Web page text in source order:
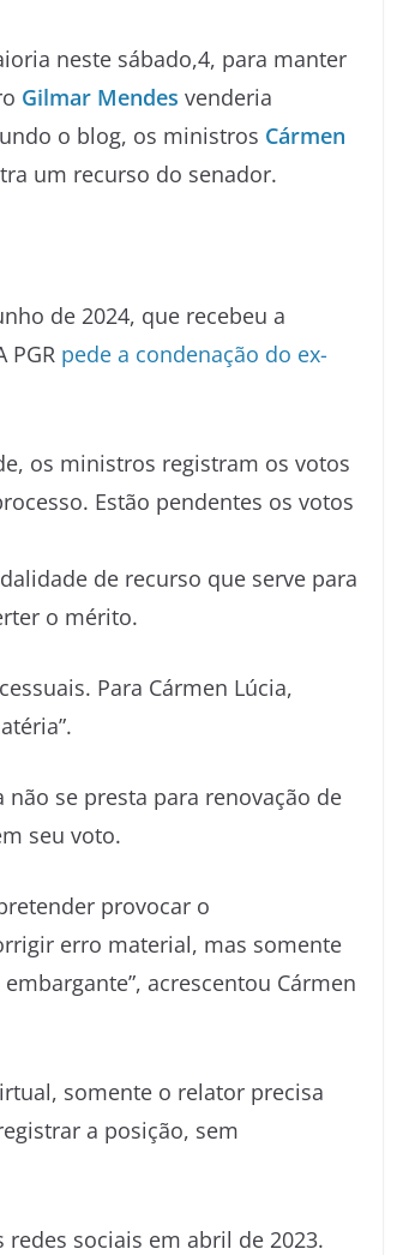
neste sábado,4, para manter
Gilmar Mendes venderia
o blog, os ministros Cármen
um recurso do senador.
de 2024, que recebeu a
PGR pede a condenação do ex-
os ministros registram os votos
Estão pendentes os votos
de recurso que serve para
o mérito.
Para Cármen Lúcia,
se presta para renovação de
seu voto.
provocar o
erro material, mas somente
acrescentou Cármen
somente o relator precisa
a posição, sem
sociais em abril de 2023.